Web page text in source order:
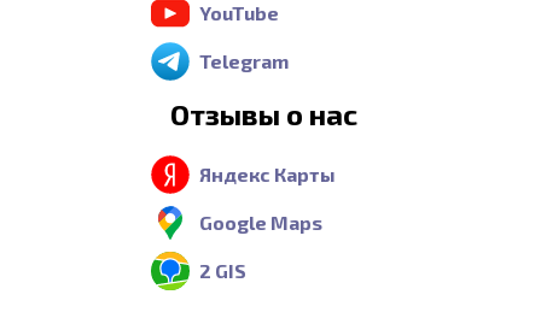
YouTube
Telegram
Отзывы о нас
Яндекс Карты
Google Maps
2 GIS